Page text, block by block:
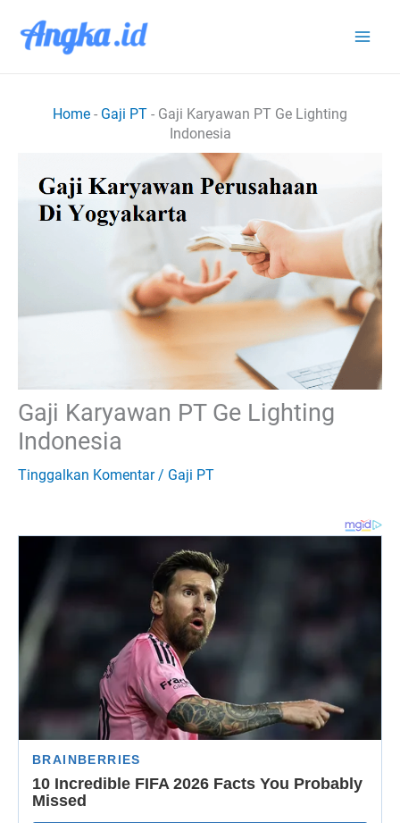
Home - Gaji PT - Gaji Karyawan PT Ge Lighting
Indonesia
Gaji Karyawan PT Ge Lighting
Indonesia
Tinggalkan Komentar / Gaji PT